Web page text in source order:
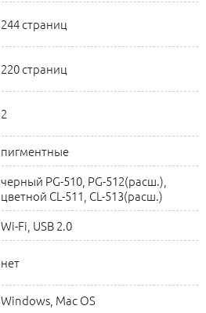
244 страниц
220 страниц
2
пигментные
черный PG-510, PG-512(расш.),
цветной CL-511, CL-513(расш.)
Wi-Fi, USB 2.0
нет
Windows, Mac OS